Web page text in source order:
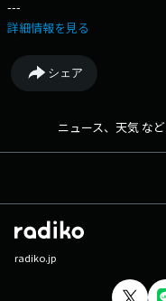
---
詳細情報を見る
シェア
ニュース、天気 など
radiko.jp